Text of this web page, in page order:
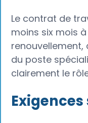
Le contrat de
moins six mois
du poste
clairement le